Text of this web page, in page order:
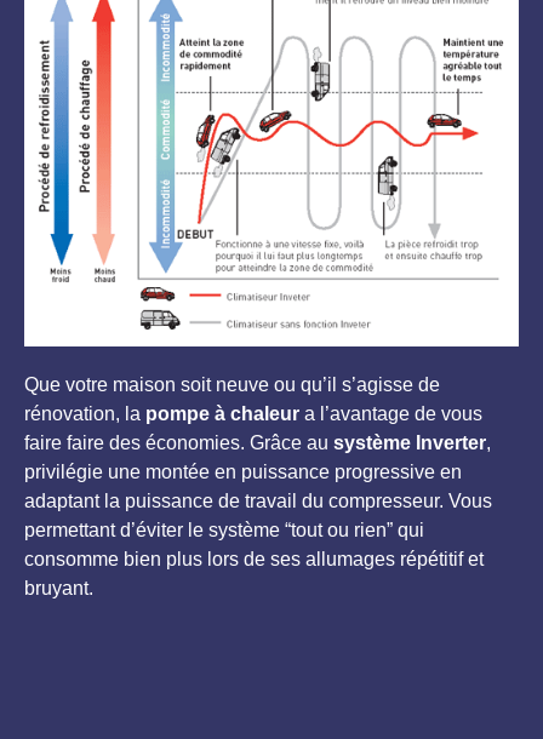
Que votre maison soit neuve ou qu’il s’agisse de
rénovation, la pompe à chaleur a l’avantage de vous
faire faire des économies. Grâce au système Inverter,
privilégie une montée en puissance progressive en
adaptant la puissance de travail du compresseur. Vous
permettant d’éviter le système “tout ou rien” qui
consomme bien plus lors de ses allumages répétitif et
bruyant.